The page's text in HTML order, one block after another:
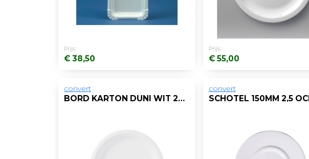
Prijs:
€ 38,50
Prijs:
€ 55,00
convert
BORD KARTON DUNI WIT 26CM/DS8X50
convert